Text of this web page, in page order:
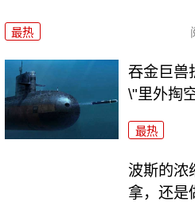
最热
吞金巨兽
\"里外掏
最热
波斯的浓
拿，还是